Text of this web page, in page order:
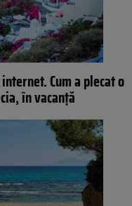
Cum a plecat o
în vacanță